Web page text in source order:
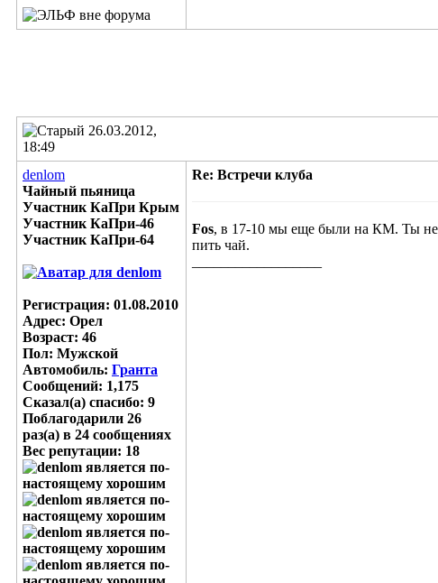
26.03.2012,
18:49
denlom
Чайный пьяница
Участник КаПри Крым
Участник КаПри-46
Участник КаПри-64
Регистрация: 01.08.2010
Адрес: Орел
Возраст: 46
Пол: Мужской
Автомобиль: Гранта
Сообщений: 1,175
Сказал(а) спасибо: 9
Поблагодарили 26
раз(а) в 24 сообщениях
Вес репутации: 18
Re: Встречи клуба
Fos, в 17-10 мы еще были на КМ. Ты не
пить чай.